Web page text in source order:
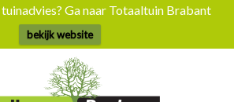
Ga naar Totaaltuin Brabant
bekijk website